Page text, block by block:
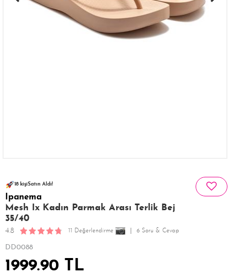
18 kişiSatın Aldı!
198 kişiGörüntüledi!
Ipanema
Mesh Ix Kadın Parmak Arası Terlik Bej
35/40
4.8 11 Değerlendirme 6 Soru & Cevap
DD0088
1999.90 TL